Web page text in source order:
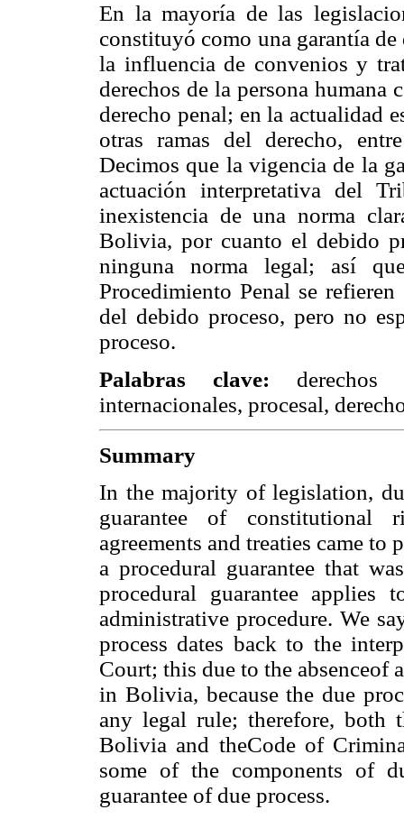
En la mayoría de las
constituyó como una garantía
la influencia de convenios y
derechos de la persona humana
derecho penal; en la actualidad
otras ramas del derecho,
Decimos que la vigencia de la
actuación interpretativa del
inexistencia de una norma
Bolivia, por cuanto el debido
ninguna norma legal; así
Procedimiento Penal se
del debido proceso, pero no
proceso.
Palabras clave: derechos
internacionales, procesal,
Summary
In the majority of legislation,
guarantee of constitutional
agreements and treaties came
a procedural guarantee that
procedural guarantee
administrative procedure. We
process dates back to the
Court; this due to the absenceof
in Bolivia, because the due
any legal rule; therefore, both
Bolivia and theCode of
some of the components of
guarantee of due process.